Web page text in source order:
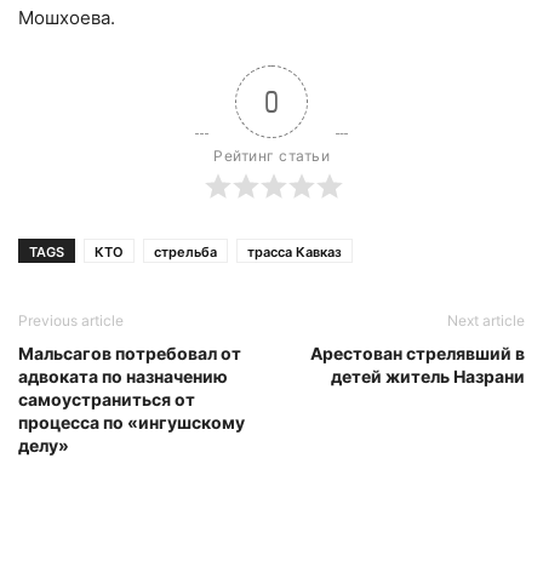
Мошхоева.
0
Рейтинг статьи
TAGS КТО стрельба трасса Кавказ
Previous article
Мальсагов потребовал от
адвоката по назначению
самоустраниться от
процесса по «ингушскому
делу»
Next article
Арестован стрелявший в
детей житель Назрани